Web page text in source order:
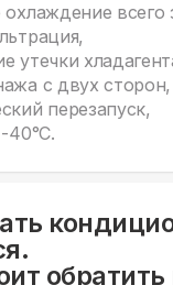
всего
утечки
с двух сторон,
перезапуск,
40°С.